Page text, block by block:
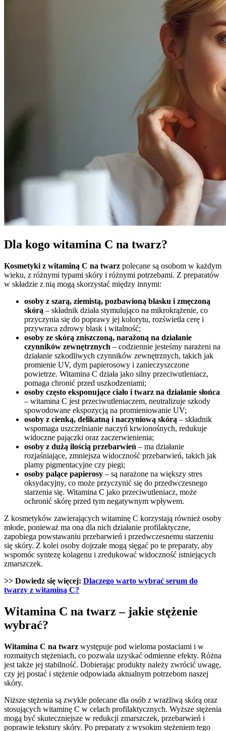
Dla kogo witamina C na twarz?
Kosmetyki z witaminą C na twarz polecane są osobom w każdym
wieku, z różnymi typami skóry i różnymi potrzebami. Z preparatów
w składzie z nią mogą skorzystać między innymi:
osoby z szarą, ziemistą, pozbawioną blasku i zmęczoną
skórą – składnik działa stymulująco na mikrokrążenie, co
przyczynia się do poprawy jej kolorytu, rozświetla cerę i
przywraca zdrowy blask i witalność;
osoby ze skórą zniszczoną, narażoną na działanie
czynników zewnętrznych – codziennie jesteśmy narażeni na
działanie szkodliwych czynników zewnętrznych, takich jak
promienie UV, dym papierosowy i zanieczyszczone
powietrze. Witamina C działa jako silny przeciwutleniacz,
pomaga chronić przed uszkodzeniami;
osoby często eksponujące ciało i twarz na działanie słońca
– witamina C jest przeciwutleniaczem, neutralizuje szkody
spowodowane ekspozycją na promieniowanie UV;
osoby z cienką, delikatną i naczyniową skórą – składnik
wspomaga uszczelnianie naczyń krwionośnych, redukuje
widoczne pajączki oraz zaczerwienienia;
osoby z dużą ilością przebarwień – ma działanie
rozjaśniające, zmniejsza widoczność przebarwień, takich jak
plamy pigmentacyjne czy piegi;
osoby palące papierosy – są narażone na większy stres
oksydacyjny, co może przyczynić się do przedwczesnego
starzenia się. Witamina C jako przeciwutleniacz, może
ochronić skórę przed tym negatywnym wpływem.
Z kosmetyków zawierających witaminę C korzystają również osoby
młode, ponieważ ma ona dla nich działanie profilaktyczne,
zapobiega powstawaniu przebarwień i przedwczesnemu starzeniu
się skóry. Z kolei osoby dojrzałe mogą sięgać po te preparaty, aby
wspomóc syntezę kolagenu i zredukować widoczność istniejących
zmarszczek.
>> Dowiedz się więcej: Dlaczego warto wybrać serum do
twarzy z witaminą C?
Witamina C na twarz – jakie stężenie
wybrać?
Witamina C na twarz występuje pod wieloma postaciami i w
rozmaitych stężeniach, co pozwala uzyskać odmienne efekty. Różna
jest także jej stabilność. Dobierając produkty należy zwrócić uwagę,
czy jej postać i stężenie odpowiada aktualnym potrzebom naszej
skóry.
Niższe stężenia są zwykle polecane dla osób z wrażliwą skórą oraz
stosujących witaminę C w celach profilaktycznych. Wyższe stężenia
mogą być skuteczniejsze w redukcji zmarszczek, przebarwień i
poprawie tekstury skóry. Po preparaty z wysokim stężeniem tego